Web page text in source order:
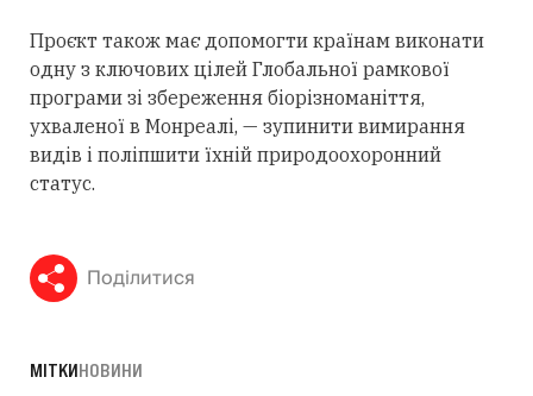
Проєкт також має допомогти країнам виконати
одну з ключових цілей Глобальної рамкової
програми зі збереження біорізноманіття,
ухваленої в Монреалі, — зупинити вимирання
видів і поліпшити їхній природоохоронний
статус.
Поділитися
МІТКИНОВИНИ